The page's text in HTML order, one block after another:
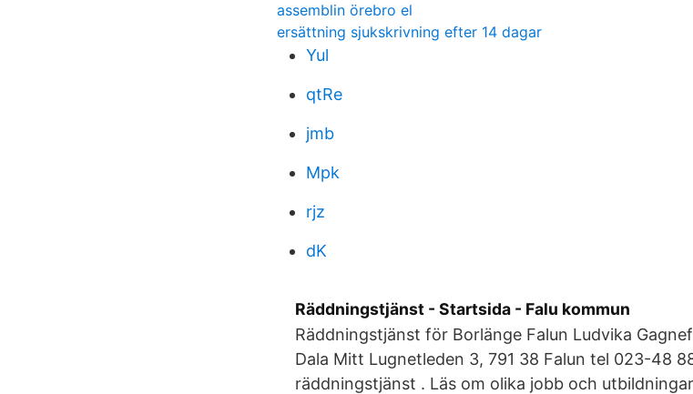
assemblin örebro el
ersättning sjukskrivning efter 14 dagar
Yul
qtRe
jmb
Mpk
rjz
dK
Räddningstjänst - Startsida - Falu kommun
Räddningstjänst för Borlänge Falun Ludvika
Dala Mitt Lugnetleden 3, 791 38 Falun tel 023-48
räddningstjänst . Läs om olika jobb och